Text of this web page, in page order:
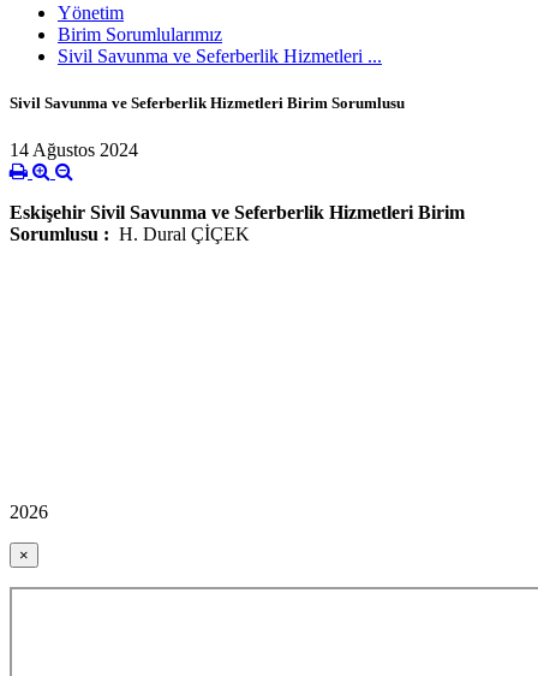
Yönetim
Birim Sorumlularımız
Sivil Savunma ve Seferberlik Hizmetleri ...
Sivil Savunma ve Seferberlik Hizmetleri Birim Sorumlusu
14 Ağustos 2024
Eskişehir Sivil Savunma ve Seferberlik Hizmetleri Birim
Sorumlusu : H. Dural ÇİÇEK
2026
×